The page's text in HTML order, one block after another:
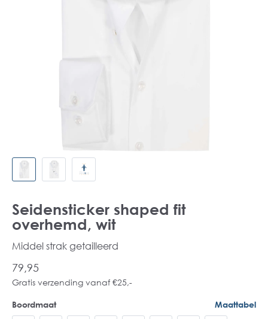
Seidensticker shaped fit
overhemd, wit
Middel strak getailleerd
79,95
Gratis verzending vanaf €25,-
Boordmaat Maattabel